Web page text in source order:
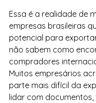
Essa é a realidade de
empresas brasileiras
potencial para
não sabem como
compradores
Muitos empresários
parte mais difícil da
lidar com